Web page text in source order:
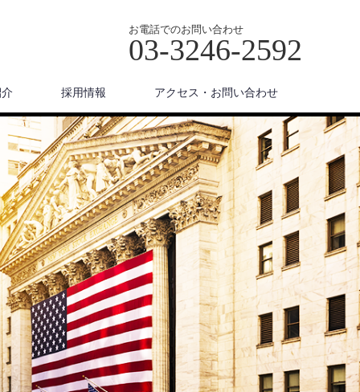
お電話でのお問い合わせ
03-3246-2592
採用情報 アクセス・お問い合わせ